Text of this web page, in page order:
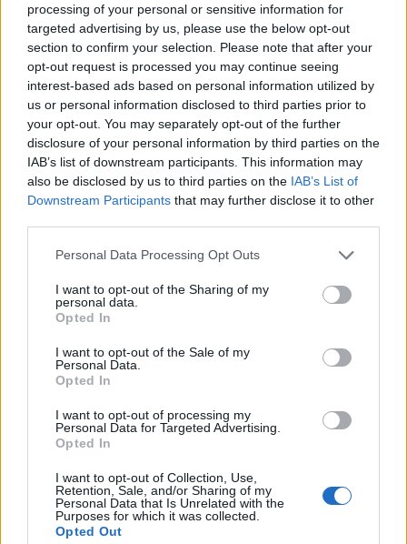
processing of your personal or sensitive information for
targeted advertising by us, please use the below opt-out
section to confirm your selection. Please note that after your
opt-out request is processed you may continue seeing
interest-based ads based on personal information utilized by
us or personal information disclosed to third parties prior to
your opt-out. You may separately opt-out of the further
disclosure of your personal information by third parties on the
IAB’s list of downstream participants. This information may
also be disclosed by us to third parties on the IAB’s List of
Downstream Participants that may further disclose it to other
Please note that this website/app uses one or more Google
not limited to your visit or usage behaviour. You may click to
grant or deny consent to Google and its third-party tags to
use your data for below specified purposes in below Google
consent section.
Personal Data Processing Opt Outs
I want to opt-out of the Sharing of my
personal data.
Opted In
I want to opt-out of the Sale of my
Personal Data.
Opted In
I want to opt-out of processing my
Personal Data for Targeted Advertising.
Opted In
I want to opt-out of Collection, Use,
Retention, Sale, and/or Sharing of my
Personal Data that Is Unrelated with the
Purposes for which it was collected.
Opted Out
A lakosságra is fontos szerep hárul a szúnyoginvázió
elkerülésében
Országos hírek
Itt az ÉVOSZ megoldása a hőhullámok és
Országos hírek
tudni kell
Kihívások labirintusában
Országos hírek